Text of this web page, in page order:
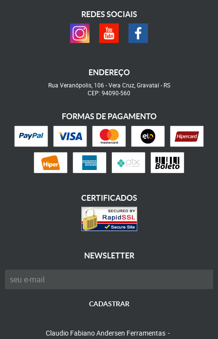
REDES SOCIAIS
ENDEREÇO
Rua Veranópolis, 106 -Vera Cruz, Gravataí- RS
CEP: 94090-560
FORMAS DE PAGAMENTO
CERTIFICADOS
NEWSLETTER
CADASTRAR
Claudio Fabiano Andersen Ferramentas